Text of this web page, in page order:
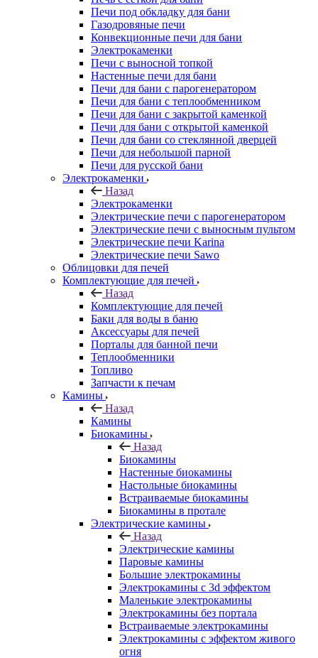
Печи под обкладку для бани
Газодровяные печи
Конвекционные печи для бани
Электрокаменки
Печи с выносной топкой
Настенные печи для бани
Печи для бани с парогенератором
Печи для бани с теплообменником
Печи для бани с закрытой каменкой
Печи для бани с открытой каменкой
Печи для бани со стеклянной дверцей
Печи для небольшой парной
Печи для русской бани
Электрокаменки
Назад
Электрокаменки
Электрические печи с парогенератором
Электрические печи с выносным пультом
Электрические печи Karina
Электрические печи Sawo
Облицовки для печей
Комплектующие для печей
Назад
Комплектующие для печей
Баки для воды в баню
Аксессуары для печей
Порталы для банной печи
Теплообменники
Топливо
Запчасти к печам
Камины
Назад
Камины
Биокамины
Назад
Биокамины
Настенные биокамины
Настольные биокамины
Встраиваемые биокамины
Биокамины в протале
Электрические камины
Назад
Электрические камины
Паровые камины
Большие электрокамины
Электрокамины с 3d эффектом
Маленькие электрокамины
Электрокамины без портала
Встраиваемые электрокамины
Электрокамины с эффектом живого
огня